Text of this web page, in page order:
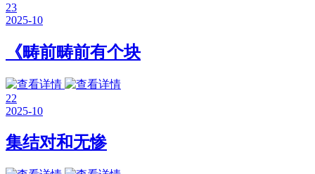
23
2025-10
《畴前畴前有个块
22
2025-10
集结对和无惨